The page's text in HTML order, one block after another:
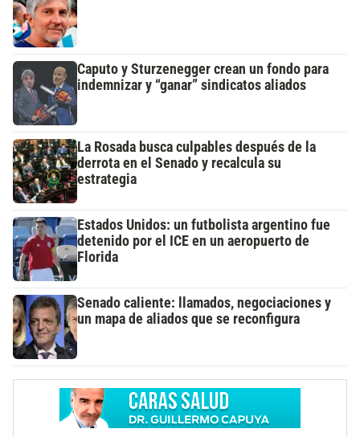
Caputo y Sturzenegger crean un fondo para
indemnizar y “ganar” sindicatos aliados
La Rosada busca culpables después de la
derrota en el Senado y recalcula su
estrategia
Estados Unidos: un futbolista argentino fue
detenido por el ICE en un aeropuerto de
Florida
Senado caliente: llamados, negociaciones y
un mapa de aliados que se reconfigura